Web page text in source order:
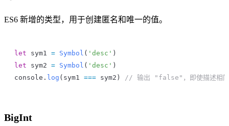
ES6 新增的类型，用于创建匿名和唯一的值。
let sym1 = Symbol ( 'desc' )
let sym2 = Symbol ( 'desc' )
console . log ( sym1 === sym2 ) // 输出 "false"，即使描述相同
BigInt